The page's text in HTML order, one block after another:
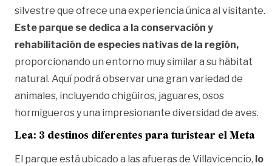
silvestre que ofrece una experiencia única al visitante.
Este parque se dedica a la conservación y
rehabilitación de especies nativas de la región,
proporcionando un entorno muy similar a su hábitat
natural. Aquí podrá observar una gran variedad de
animales, incluyendo chigüiros, jaguares, osos
hormigueros y una impresionante diversidad de aves.
Lea: 3 destinos diferentes para turistear el Meta
El parque está ubicado a las afueras de Villavicencio, lo